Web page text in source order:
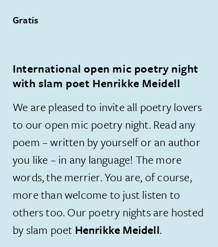
Gratis
International open mic poetry night
with slam poet Henrikke Meidell
​We are pleased to invite all poetry lovers
to our open mic poetry night. Read any
poem – written by yourself or an author
you like – in any language! The more
words, the merrier. You are, of course,
more than welcome to just listen to
others too. Our poetry nights are hosted
by slam poet Henrikke Meidell.